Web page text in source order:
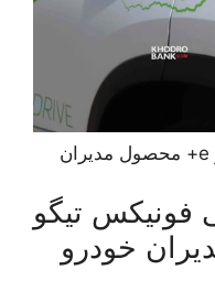
ورودی شارژ فونیکس تیگو 8 پرو e+ محصول مدیران
تیگو